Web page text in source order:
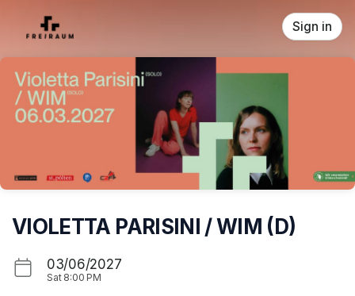
Sign in
VIOLETTA PARISINI / WIM (D)
03/06/2027
Sat 8:00 PM